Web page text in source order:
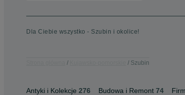
Dla Ciebie wszystko - Szubin i okolice!
Szubin
Antyki i Kolekcje 276 Budowa i Remont 74